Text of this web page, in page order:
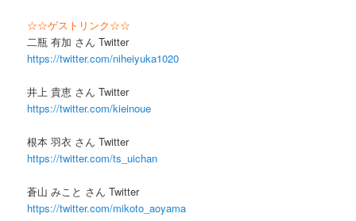
☆☆ゲストリンク☆☆
二瓶 有加 さん Twitter
https://twitter.com/niheiyuka1020
井上 貴恵 さん Twitter
https://twitter.com/kieinoue
根本 羽衣 さん Twitter
https://twitter.com/ts_uichan
蒼山 みこと さん Twitter
https://twitter.com/mikoto_aoyama